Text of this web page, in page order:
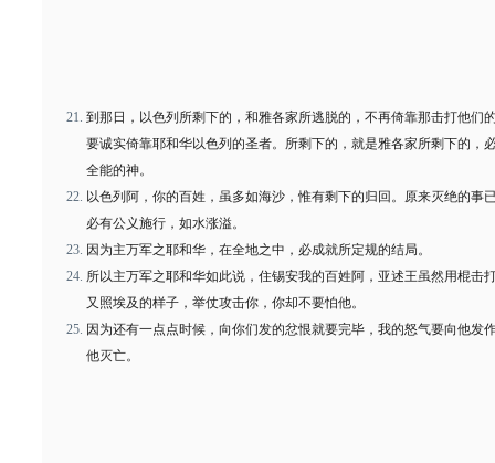
到那日，以色列所剩下的，和雅各家所逃脱的，不再倚靠那击打他们
要诚实倚靠耶和华以色列的圣者。所剩下的，就是雅各家所剩下的，
全能的神。
以色列阿，你的百姓，虽多如海沙，惟有剩下的归回。原来灭绝的事
必有公义施行，如水涨溢。
因为主万军之耶和华，在全地之中，必成就所定规的结局。
所以主万军之耶和华如此说，住锡安我的百姓阿，亚述王虽然用棍击
又照埃及的样子，举仗攻击你，你却不要怕他。
因为还有一点点时候，向你们发的忿恨就要完毕，我的怒气要向他发
他灭亡。